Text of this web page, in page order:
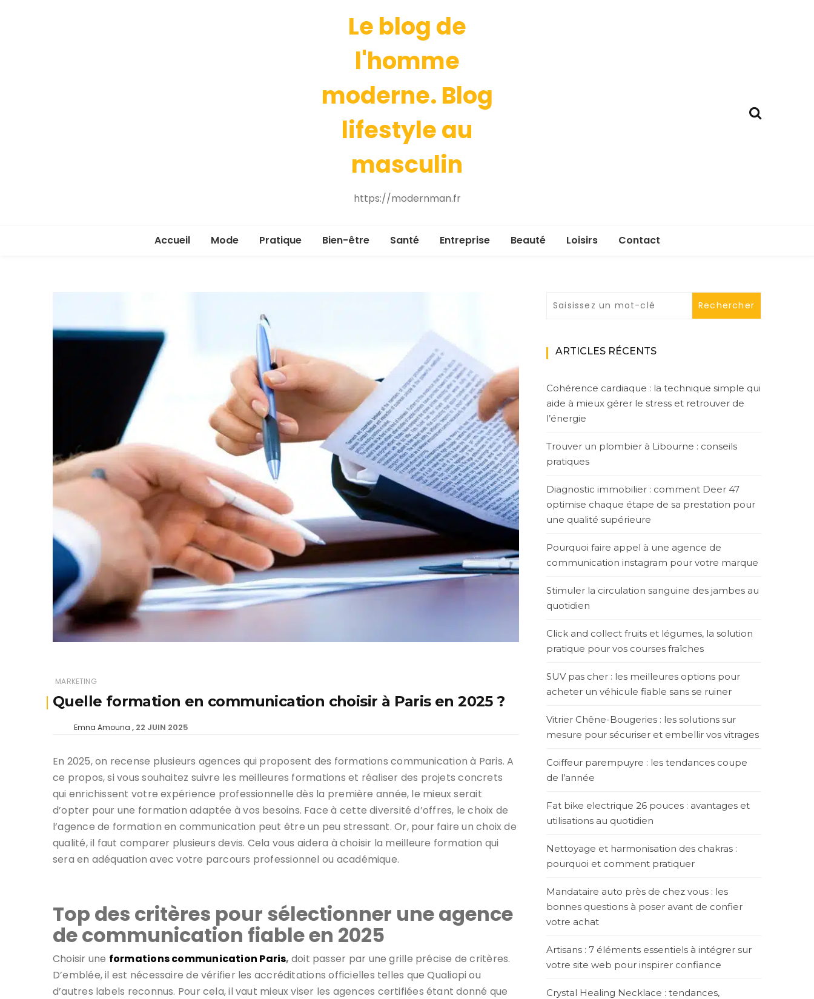
Le blog de
l'homme
moderne. Blog
lifestyle au
masculin
https://modernman.fr
Accueil Mode Pratique Bien-être Santé Entreprise Beauté Loisirs Contact
MARKETING
Quelle formation en communication choisir à Paris en 2025 ?
Emna Amouna 22 JUIN 2025
En 2025, on recense plusieurs agences qui proposent des formations communication à Paris. A
ce propos, si vous souhaitez suivre les meilleures formations et réaliser des projets concrets
qui enrichissent votre expérience professionnelle dès la première année, le mieux serait
d’opter pour une formation adaptée à vos besoins. Face à cette diversité d’offres, le choix de
l’agence de formation en communication peut être un peu stressant. Or, pour faire un choix de
qualité, il faut comparer plusieurs devis. Cela vous aidera à choisir la meilleure formation qui
sera en adéquation avec votre parcours professionnel ou académique.
Top des critères pour sélectionner une agence
de communication fiable en 2025
Choisir une formations communication Paris, doit passer par une grille précise de critères.
D’emblée, il est nécessaire de vérifier les accréditations officielles telles que Qualiopi ou
d’autres labels reconnus. Pour cela, il vaut mieux viser les agences certifiées étant donné que
ARTICLES RÉCENTS
Cohérence cardiaque : la technique simple qui
aide à mieux gérer le stress et retrouver de
l’énergie
Trouver un plombier à Libourne : conseils
pratiques
Diagnostic immobilier : comment Deer 47
optimise chaque étape de sa prestation pour
une qualité supérieure
Pourquoi faire appel à une agence de
communication instagram pour votre marque
Stimuler la circulation sanguine des jambes au
quotidien
Click and collect fruits et légumes, la solution
pratique pour vos courses fraîches
SUV pas cher : les meilleures options pour
acheter un véhicule fiable sans se ruiner
Vitrier Chêne-Bougeries : les solutions sur
mesure pour sécuriser et embellir vos vitrages
Coiffeur parempuyre : les tendances coupe
de l’année
Fat bike electrique 26 pouces : avantages et
utilisations au quotidien
Nettoyage et harmonisation des chakras :
pourquoi et comment pratiquer
Mandataire auto près de chez vous : les
bonnes questions à poser avant de confier
votre achat
Artisans : 7 éléments essentiels à intégrer sur
votre site web pour inspirer confiance
Crystal Healing Necklace : tendances,